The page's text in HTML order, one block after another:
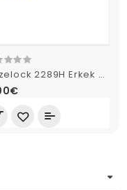
Hozelock 2289H Erkek Musluk Bağlantısı 3/4"